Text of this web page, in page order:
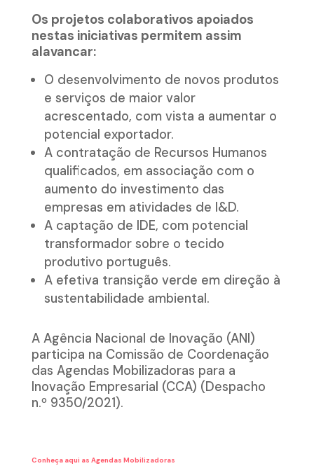
Os projetos colaborativos apoiados
nestas iniciativas permitem assim
alavancar:
O desenvolvimento de novos produtos
e serviços de maior valor
acrescentado, com vista a aumentar o
potencial exportador.
A contratação de Recursos Humanos
qualificados, em associação com o
aumento do investimento das
empresas em atividades de I&D.
A captação de IDE, com potencial
transformador sobre o tecido
produtivo português.
A efetiva transição verde em direção à
sustentabilidade ambiental.
A Agência Nacional de Inovação (ANI)
participa na Comissão de Coordenação
das Agendas Mobilizadoras para a
Inovação Empresarial (CCA) (Despacho
n.º 9350/2021).
Conheça aqui as Agendas Mobilizadoras